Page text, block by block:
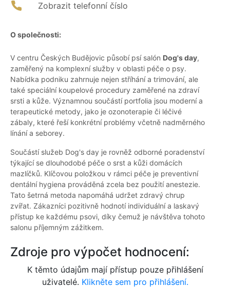
Zobrazit telefonní číslo
O společnosti:
V centru Českých Budějovic působí psí salón Dog's day,
zaměřený na komplexní služby v oblasti péče o psy.
Nabídka podniku zahrnuje nejen stříhání a trimování, ale
také speciální koupelové procedury zaměřené na zdraví
srsti a kůže. Významnou součástí portfolia jsou moderní a
terapeutické metody, jako je ozonoterapie či léčivé
zábaly, které řeší konkrétní problémy včetně nadměrného
línání a seborey.
Součástí služeb Dog's day je rovněž odborné poradenství
týkající se dlouhodobé péče o srst a kůži domácích
mazlíčků. Klíčovou položkou v rámci péče je preventivní
dentální hygiena prováděná zcela bez použití anestezie.
Tato šetrná metoda napomáhá udržet zdravý chrup
zvířat. Zákazníci pozitivně hodnotí individuální a laskavý
přístup ke každému psovi, díky čemuž je návštěva tohoto
salonu příjemným zážitkem.
Zdroje pro výpočet hodnocení:
K těmto údajům mají přístup pouze přihlášení
uživatelé. Klikněte sem pro přihlášení.